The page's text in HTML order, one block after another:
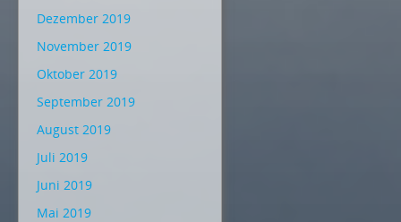
Dezember 2019
November 2019
Oktober 2019
September 2019
August 2019
Juli 2019
Juni 2019
Mai 2019